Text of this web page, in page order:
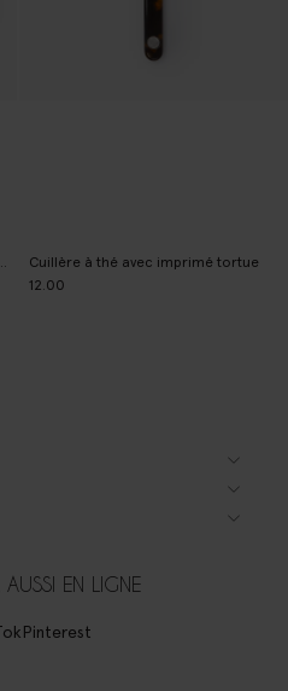
cm) - multicolore
Cuillère à thé avec imprimé tortue
12.00
AUSSI EN LIGNE
Pinterest